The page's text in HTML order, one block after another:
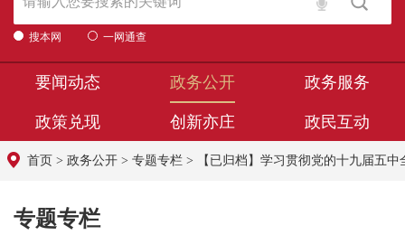
搜本网 一网通查
要闻动态 政务公开 政务服务
政策兑现 创新亦庄 政民互动
首页 > 政务公开 > 专题专栏 > 【已归档】学习贯彻党的十九届五中
专题专栏